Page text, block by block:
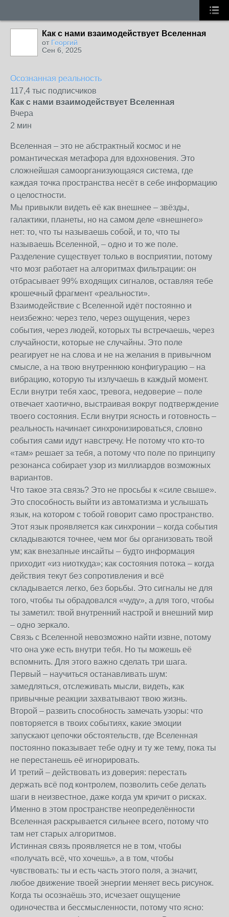
Как с нами взаимодействует Вселенная
от Георгий
Сен 6, 2025
Осознанная реальность
117,4 тыс подписчиков
Как с нами взаимодействует Вселенная
Вчера
2 мин
Вселенная – это не абстрактный космос и не
романтическая метафора для вдохновения. Это
сложнейшая самоорганизующаяся система, где
каждая точка пространства несёт в себе информацию
о целостности.
Мы привыкли видеть её как внешнее – звёзды,
галактики, планеты, но на самом деле «внешнего»
нет: то, что ты называешь собой, и то, что ты
называешь Вселенной, – одно и то же поле.
Разделение существует только в восприятии, потому
что мозг работает на алгоритмах фильтрации: он
отбрасывает 99% входящих сигналов, оставляя тебе
крошечный фрагмент «реальности».
Взаимодействие с Вселенной идёт постоянно и
неизбежно: через тело, через ощущения, через
события, через людей, которых ты встречаешь, через
случайности, которые не случайны. Это поле
реагирует не на слова и не на желания в привычном
смысле, а на твою внутреннюю конфигурацию – на
вибрацию, которую ты излучаешь в каждый момент.
Если внутри тебя хаос, тревога, недоверие – поле
отвечает хаотично, выстраивая вокруг подтверждение
твоего состояния. Если внутри ясность и готовность –
реальность начинает синхронизироваться, словно
события сами идут навстречу. Не потому что кто-то
«там» решает за тебя, а потому что поле по принципу
резонанса собирает узор из миллиардов возможных
вариантов.
Что такое эта связь? Это не просьбы к «силе свыше».
Это способность выйти из автоматизма и услышать
язык, на котором с тобой говорит само пространство.
Этот язык проявляется как синхронии – когда события
складываются точнее, чем мог бы организовать твой
ум; как внезапные инсайты – будто информация
приходит «из ниоткуда»; как состояния потока – когда
действия текут без сопротивления и всё
складывается легко, без борьбы. Это сигналы не для
того, чтобы ты обрадовался «чуду», а для того, чтобы
ты заметил: твой внутренний настрой и внешний мир
– одно зеркало.
Связь с Вселенной невозможно найти извне, потому
что она уже есть внутри тебя. Но ты можешь её
вспомнить. Для этого важно сделать три шага.
Первый – научиться останавливать шум:
замедляться, отслеживать мысли, видеть, как
привычные реакции захватывают твою жизнь.
Второй – развить способность замечать узоры: что
повторяется в твоих событиях, какие эмоции
запускают цепочки обстоятельств, где Вселенная
постоянно показывает тебе одну и ту же тему, пока ты
не перестанешь её игнорировать.
И третий – действовать из доверия: перестать
держать всё под контролем, позволить себе делать
шаги в неизвестное, даже когда ум кричит о рисках.
Именно в этом пространстве неопределённости
Вселенная раскрывается сильнее всего, потому что
там нет старых алгоритмов.
Истинная связь проявляется не в том, чтобы
«получать всё, что хочешь», а в том, чтобы
чувствовать: ты и есть часть этого поля, а значит,
любое движение твоей энергии меняет весь рисунок.
Когда ты осознаёшь это, исчезает ощущение
одиночества и бессмысленности, потому что ясно: